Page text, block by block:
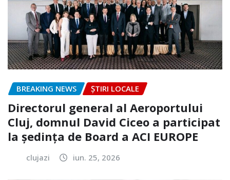
BREAKING NEWS ȘTIRI LOCALE
Directorul general al Aeroportului
Cluj, domnul David Ciceo a participat
la ședința de Board a ACI EUROPE
clujazi iun. 25, 2026